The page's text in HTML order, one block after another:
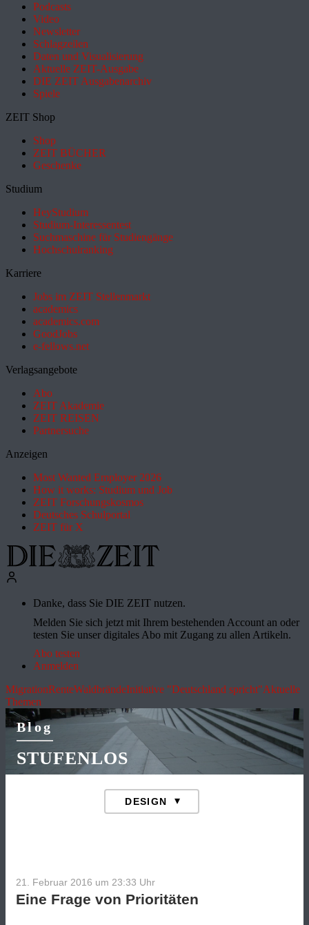
Podcasts
Video
Newsletter
Schlagzeilen
Daten und Visualisierung
Aktuelle ZEIT-Ausgabe
DIE ZEIT Ausgabenarchiv
Spiele
ZEIT Shop
Shop
ZEIT BÜCHER
Geschenke
Studium
HeyStudium
Studium-Interessentest
Suchmaschine für Studiengänge
Hochschulranking
Karriere
Jobs im ZEIT Stellenmarkt
academics
academics.com
GoodJobs
e-fellows.net
Verlagsangebote
Abo
ZEIT Akademie
ZEIT REISEN
Partnersuche
Anzeigen
Most Wanted Employer 2026
How it works: Studium und Job
ZEIT Forschungskosmos
Deutsches Schulportal
ZEIT für X
Danke, dass Sie DIE ZEIT nutzen.
Melden Sie sich jetzt mit Ihrem bestehenden Account an oder
testen Sie unser digitales Abo mit Zugang zu allen Artikeln.
Abo testen
Anmelden
MigrationRenteWaldbrändeInitiative "Deutschland spricht"Aktuelle
Themen
Blog
STUFENLOS
21. Februar 2016 um 23:33 Uhr
Eine Frage von Prioritäten